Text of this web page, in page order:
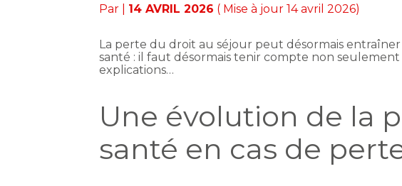
Par 14 AVRIL 2026 ( Mise à jour 14 avril 2026)
La perte du droit au séjour peut désormais
santé : il faut désormais tenir compte non
explications…
Une évolution de la
santé en cas de